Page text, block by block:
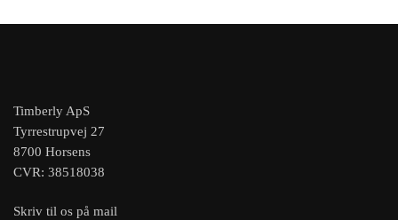
Timberly ApS
Tyrrestrupvej 27
8700 Horsens
CVR: 38518038
Skriv til os på mail